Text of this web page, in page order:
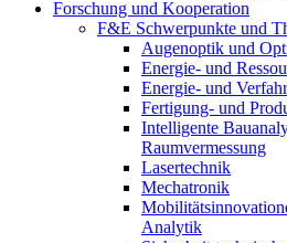
Forschung und Kooperation
F&E Schwerpunkte und
Augenoptik und
Energie- und
Energie- und
Fertigung- und
Intelligente
Raumvermessung
Lasertechnik
Mechatronik
Analytik